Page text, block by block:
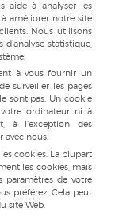
aide à analyser les
améliorer notre site
Nous utilisons
statistique,
à vous fournir un
surveiller les pages
sont pas. Un cookie
ordinateur ni à
à l’exception des
avec nous.
cookies. La plupart
les cookies, mais
paramètres de votre
préférez. Cela peut
site Web.